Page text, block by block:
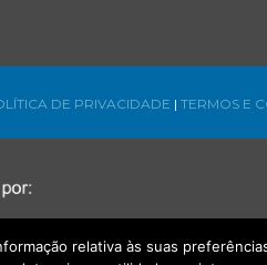
DE PRIVACIDADE | TERMOS E
relativa às suas